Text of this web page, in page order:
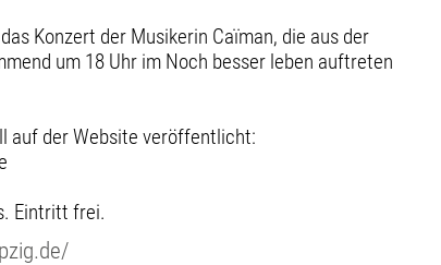
Konzert der Musikerin Caïman, die aus der
um 18 Uhr im Noch besser leben auftreten
auf der Website veröffentlicht:
Eintritt frei.